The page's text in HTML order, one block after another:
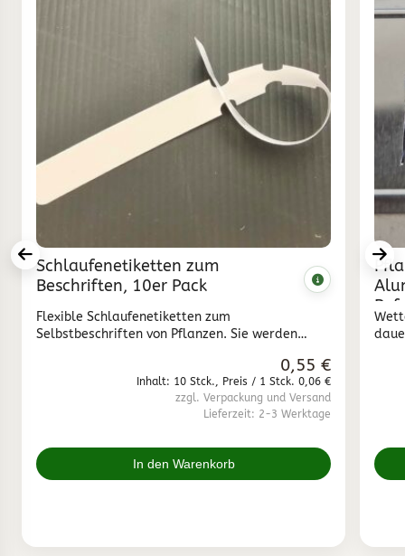
Schlaufenetiketten zum
Beschriften, 10er Pack
Flexible Schlaufenetiketten zum
Selbstbeschriften von Pflanzen. Sie werden
und über die Rasterpunkte fixiert. Ideal zur
sicheren Sortenkennzeichnung bei Topfpflanzen,
Stecklingen und Jungpflanzen.
0,55 €
Inhalt: 10 Stck., Preis / 1 Stck. 0,06 €
zzgl. Verpackung und Versand
Lieferzeit: 2-3 Werktage
In den Warenkorb